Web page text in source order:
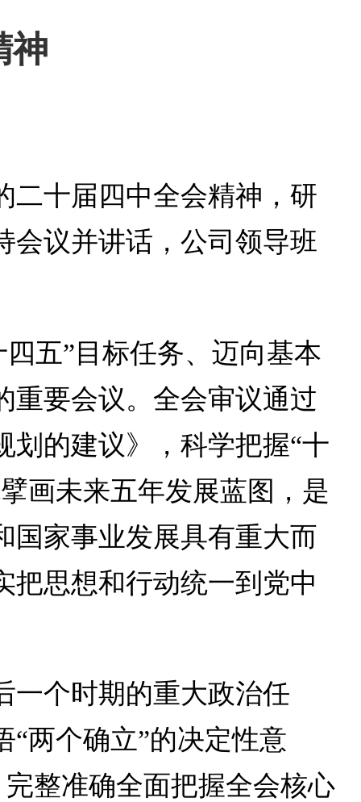
神
二十届四中全会精神，研
会议并讲话，公司领导班
五”目标任务、迈向基本
重要会议。全会审议通过
划的建议》，科学把握“十
画未来五年发展蓝图，是
国家事业发展具有重大而
把思想和行动统一到党中
一个时期的重大政治任
两个确立”的决定性意
整准确全面把握全会核心